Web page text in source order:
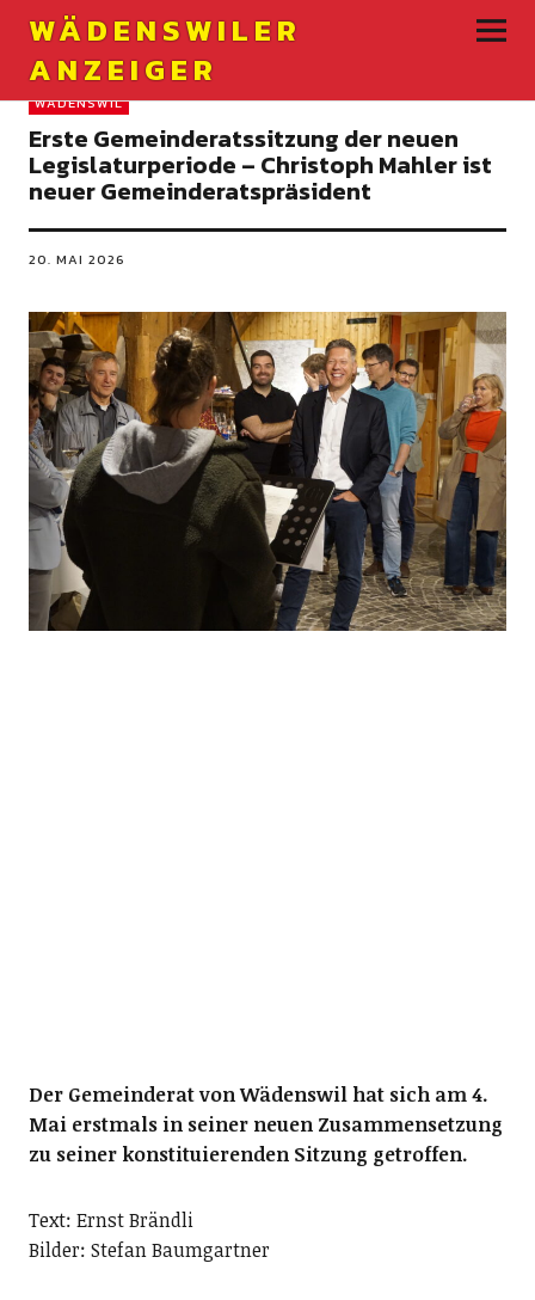
WÄDENSWILER
ANZEIGER
WÄDENSWIL
Erste Gemeinderatssitzung der neuen
Legislaturperiode – Christoph Mahler ist
neuer Gemeinderatspräsident
20. MAI 2026
Der Gemeinderat von Wädenswil hat sich am 4.
Mai erstmals in seiner neuen Zusammensetzung
zu seiner konstituierenden Sitzung getroffen.
Text: Ernst Brändli
Bilder: Stefan Baumgartner